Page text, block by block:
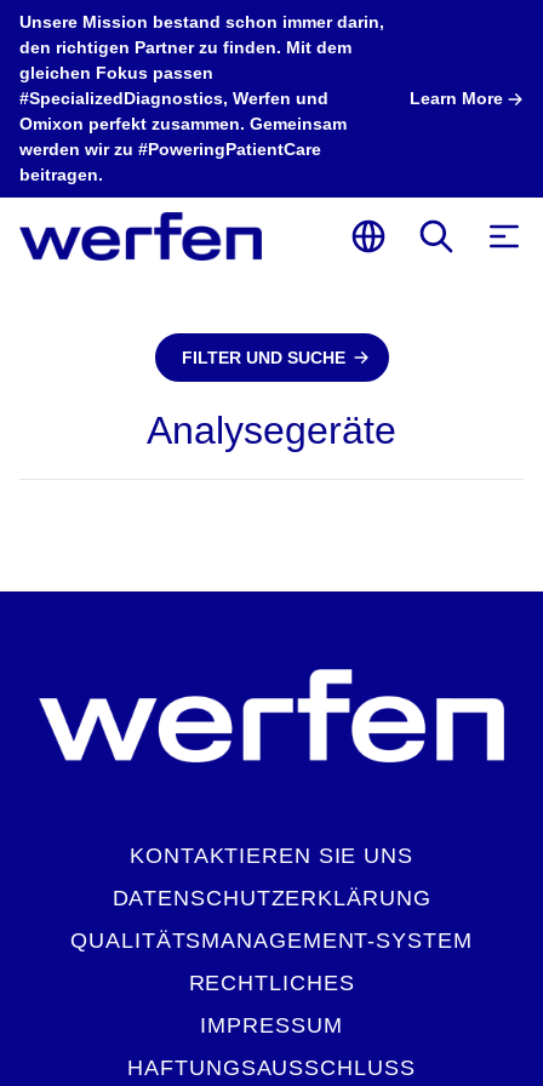
Unsere Mission bestand schon immer darin,
den richtigen Partner zu finden. Mit dem
gleichen Fokus passen
#SpecializedDiagnostics, Werfen und
Omixon perfekt zusammen. Gemeinsam
werden wir zu #PoweringPatientCare
beitragen.
Learn More
FILTER UND SUCHE
Analysegeräte
KONTAKTIEREN SIE UNS
DATENSCHUTZERKLÄRUNG
QUALITÄTSMANAGEMENT-SYSTEM
RECHTLICHES
IMPRESSUM
HAFTUNGSAUSSCHLUSS